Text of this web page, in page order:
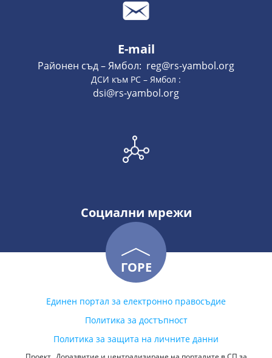
E-mail
Районен съд – Ямбол: reg@rs-yambol.org
ДСИ към РС – Ямбол :
dsi@rs-yambol.org
Социални мрежи
ГОРЕ
Единен портал за електронно правосъдие
Политика за достъпност
Политика за защита на личните данни